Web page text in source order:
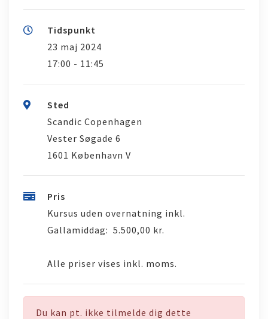
Tidspunkt
23 maj 2024
17:00 - 11:45
Sted
Scandic Copenhagen
Vester Søgade 6
1601 København V
Pris
Kursus uden overnatning inkl.
Gallamiddag: 5.500,00 kr.
Alle priser vises inkl. moms.
Du kan pt. ikke tilmelde dig dette